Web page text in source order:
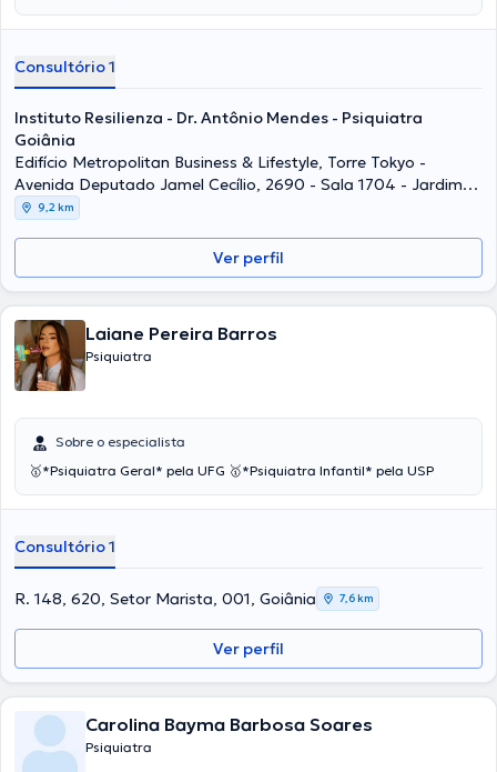
Consultório 1
Instituto Resilienza - Dr. Antônio Mendes - Psiquiatra
Goiânia
Edifício Metropolitan Business & Lifestyle, Torre Tokyo -
Avenida Deputado Jamel Cecílio, 2690 - Sala 1704 - Jardim
Goiás, Goiânia - GO, 74810-100, Goiânia
9,2 km
Ver perfil
Laiane Pereira Barros
Psiquiatra
Sobre o especialista
🥇*Psiquiatra Geral* pela UFG 🥇*Psiquiatra Infantil* pela USP
Consultório 1
R. 148, 620, Setor Marista, 001, Goiânia 7,6 km
Ver perfil
Carolina Bayma Barbosa Soares
Psiquiatra